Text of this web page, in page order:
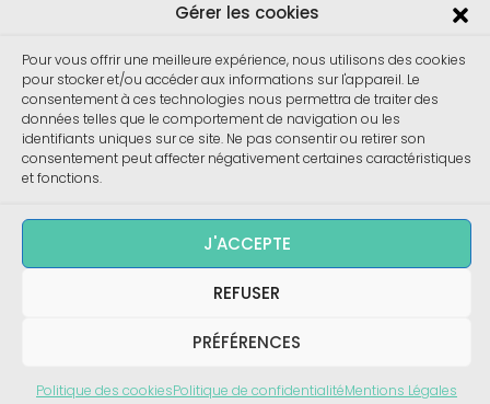
Gérer les cookies
Pour vous offrir une meilleure expérience, nous utilisons des cookies
pour stocker et/ou accéder aux informations sur l'appareil. Le
consentement à ces technologies nous permettra de traiter des
données telles que le comportement de navigation ou les
identifiants uniques sur ce site. Ne pas consentir ou retirer son
consentement peut affecter négativement certaines caractéristiques
et fonctions.
J'ACCEPTE
REFUSER
PRÉFÉRENCES
Politique des cookiesPolitique de confidentialitéMentions Légales
Enalees 2023 – Réalisation/
skalecom.fr